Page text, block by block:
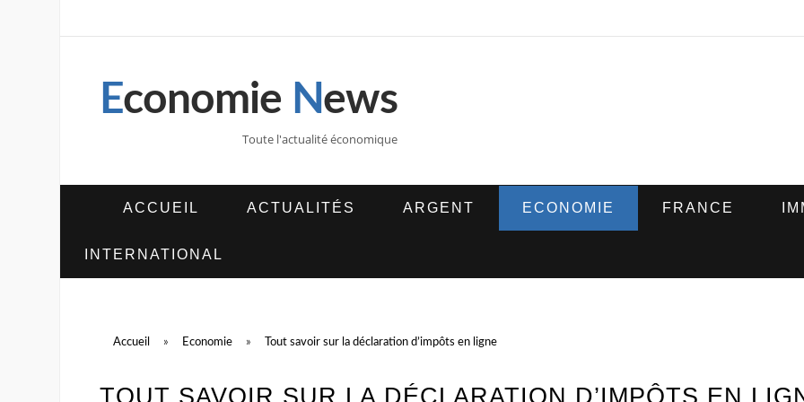
Economie News
Toute l'actualité économique
ACCUEIL ACTUALITÉS ARGENT ECONOMIE FRANCE
INTERNATIONAL
Accueil » Economie » Tout savoir sur la déclaration d’impôts en ligne
TOUT SAVOIR SUR LA DÉCLARATION D’IMPÔTS EN